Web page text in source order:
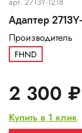
Адаптер
Производитель
FHND
2 300 ₽
Купить в 1 клик